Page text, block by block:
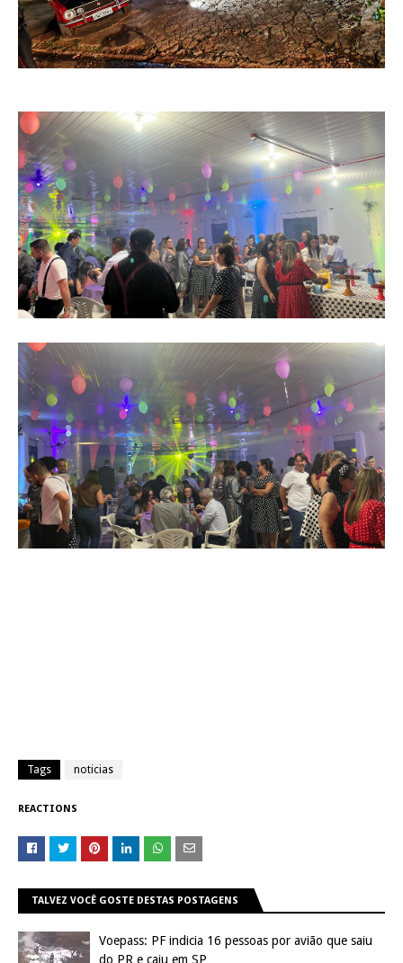
Tags noticias
REACTIONS
TALVEZ VOCÊ GOSTE DESTAS POSTAGENS
Voepass: PF indicia 16 pessoas por avião que saiu
do PR e caiu em SP